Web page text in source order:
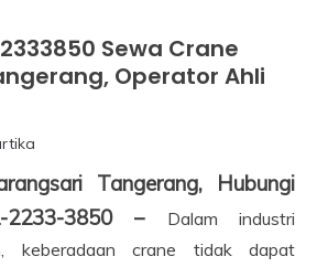
Sewa Crane
Operator Ahli
Tangerang, Hubungi
2233-3850 –
Dalam industri
keberadaan crane tidak dapat